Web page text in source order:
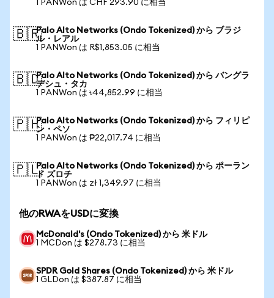
1 PANWon は CHF 293.90 に相当
🇧🇷Palo Alto Networks (Ondo Tokenized) から ブラジ
ル・レアル
1 PANWon は R$1,853.05 に相当
🇧🇩Palo Alto Networks (Ondo Tokenized) から バングラ
デシュ・タカ
1 PANWon は ৳44,852.99 に相当
🇵🇭Palo Alto Networks (Ondo Tokenized) から フィリピ
ン・ペソ
1 PANWon は ₱22,017.74 に相当
🇵🇱Palo Alto Networks (Ondo Tokenized) から ポーラン
ド ズロチ
1 PANWon は zł 1,349.97 に相当
他のRWAをUSDに変換
McDonald's (Ondo Tokenized) から 米ドル
1 MCDon は $278.73 に相当
SPDR Gold Shares (Ondo Tokenized) から 米ドル
1 GLDon は $387.87 に相当